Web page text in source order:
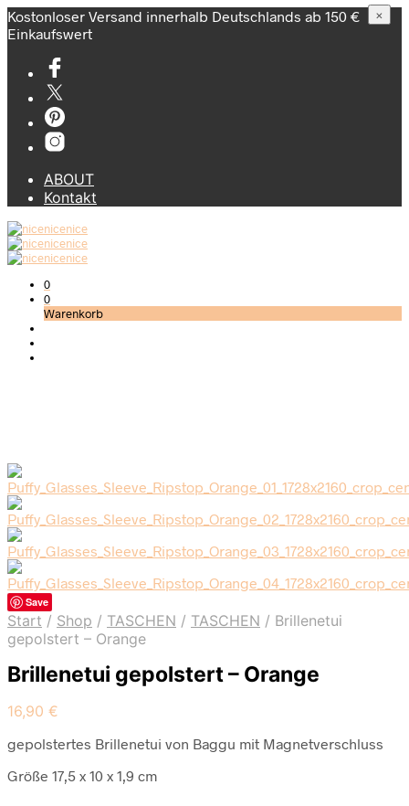
Kostonloser Versand innerhalb Deutschlands ab 150 €
Einkaufswert
ABOUT
Kontakt
0
0
Warenkorb
Save
Start / Shop / TASCHEN / TASCHEN / Brillenetui
gepolstert – Orange
Brillenetui gepolstert – Orange
16,90 €
gepolstertes Brillenetui von Baggu mit Magnetverschluss
Größe 17,5 x 10 x 1,9 cm
×